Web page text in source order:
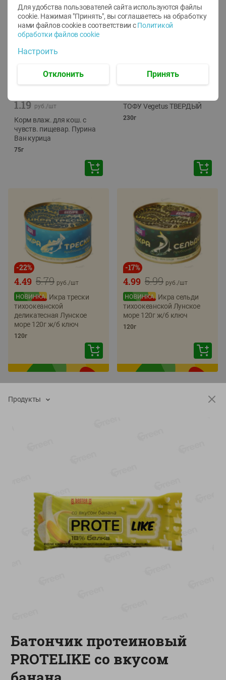
1.19 руб./шт
Корм влаж. для кош. с
чувств. пищевар. Пурина
Ван курица
75г
ТОФУ Vegetus ТВЕРДЫЙ
230г
-22%
5.79
4.49 руб./шт
Икра трески
тихоокеанской
деликатесная Лунское
море 120г ж/б ключ
120г
-17%
5.99
4.99 руб./шт
Икра сельди
тихоокеанской Лунское
море 120г ж/б ключ
120г
Местное Известное 99%
копченые Молодецкие
Местное известное 20 шт
упак Солигорска п/ф
20шт в уп
Продукты
Батончик протеиновый
PROTELIKE со вкусом
Для удобства пользователей сайта используются файлы
cookie. Нажимая "Принять", вы соглашаетесь на обработку
нами файлов cookie в соответствии с Политикой
обработки файлов cookie
Настроить
Отклонить Принять